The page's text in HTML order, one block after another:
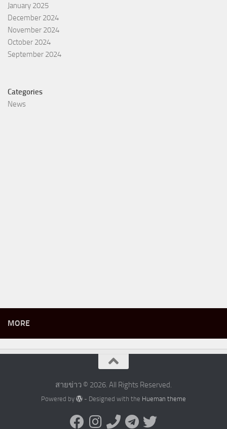
January 2025
December 2024
November 2024
October 2024
September 2024
Categories
News
MORE
สายข่าว © 2026. All Rights Reserved.
Powered by - Designed with the Hueman theme